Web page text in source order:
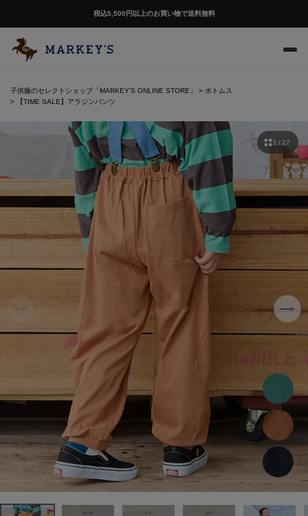
税込5,500円以上のお買い物で送料無料
子供服のセレクトショップ「MARKEY'S ONLINE STORE」
ボトムス
【TIME SALE】アラジンパンツ
1 / 27